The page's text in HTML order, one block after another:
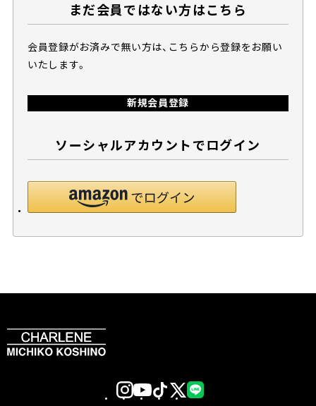
まだ会員ではない方はこちら
会員登録がお済みで無い方は、こちらから登録をお願い
いたします。
新規会員登録
ソーシャルアカウントでログイン